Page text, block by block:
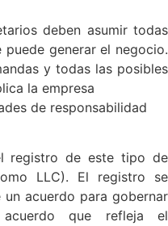
deben asumir todas
generar el negocio.
y todas las posibles
la empresa
de responsabilidad
registro de este tipo de
LLC). El registro se
acuerdo para gobernar
que refleja el